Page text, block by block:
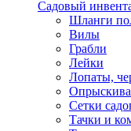
Садовый
Шланги
Вилы
Грабли
Лейки
Лопаты,
Сетки
Тачки и